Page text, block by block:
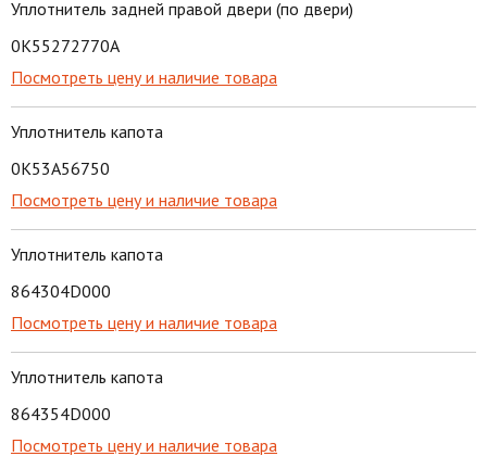
Уплотнитель задней правой двери (по двери)
0K55272770A
Посмотреть цену и наличие товара
Уплотнитель капота
0K53A56750
Посмотреть цену и наличие товара
Уплотнитель капота
864304D000
Посмотреть цену и наличие товара
Уплотнитель капота
864354D000
Посмотреть цену и наличие товара